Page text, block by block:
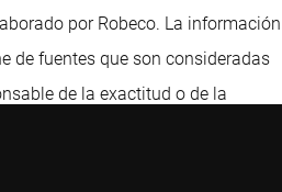
por Robeco. La información
de fuentes que son consideradas
de la exactitud o de la